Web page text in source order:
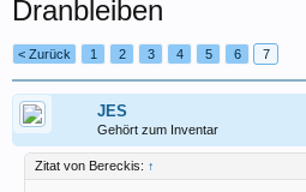
Dranbleiben
< Zurück 1 2 3 4 5 6 7
JES
Gehört zum Inventar
Zitat von Bereckis: ↑